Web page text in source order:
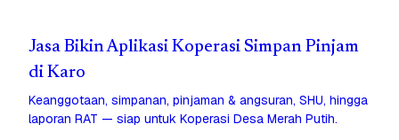
Jasa Bikin Aplikasi Koperasi Simpan Pinjam
di Karo
Keanggotaan, simpanan, pinjaman & angsuran, SHU, hingga
laporan RAT — siap untuk Koperasi Desa Merah Putih.